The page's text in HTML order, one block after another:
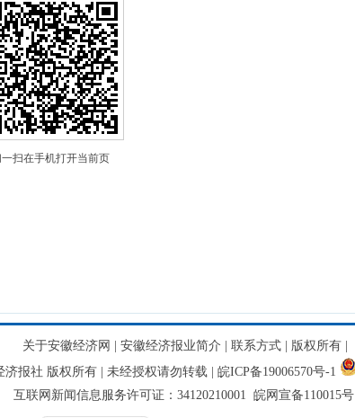
扫在手机打开当前页
关于安徽经济网 安徽经济报业简介 联系方式 版权所有
报社 版权所有 | 未经授权请勿转载 | 皖ICP备19006570号-1
互联网新闻信息服务许可证：34120210001 皖网宣备110015号